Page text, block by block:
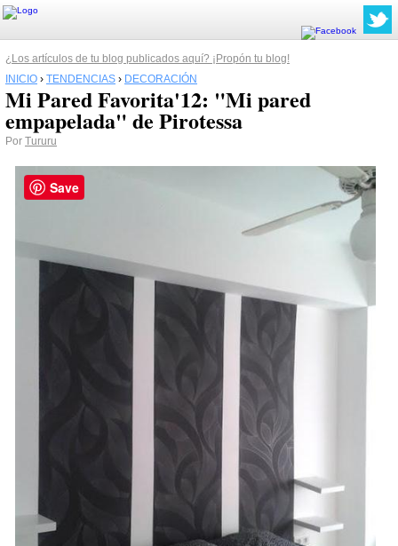
¿Los artículos de tu blog publicados aquí? ¡Propón tu blog!
INICIO › TENDENCIAS › DECORACIÓN
Mi Pared Favorita'12: "Mi pared
empapelada" de Pirotessa
Por Tururu
Save